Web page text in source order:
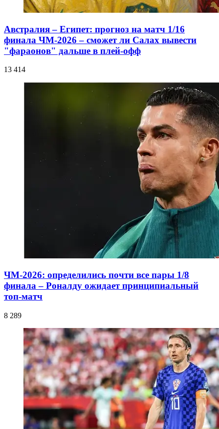
Австралия – Египет: прогноз на матч 1/16
финала ЧМ-2026 – сможет ли Салах вывести
"фараонов" дальше в плей-офф
13 414
ЧМ-2026: определились почти все пары 1/8
финала – Роналду ожидает принципиальный
топ-матч
8 289